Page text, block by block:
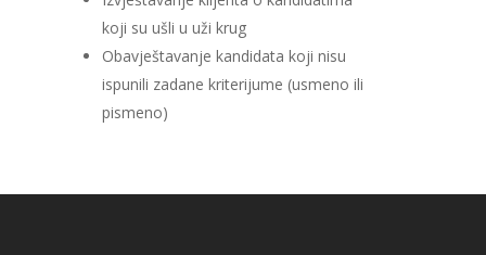
koji su ušli u uži krug
Obavještavanje kandidata koji nisu
ispunili zadane kriterijume (usmeno ili
pismeno)